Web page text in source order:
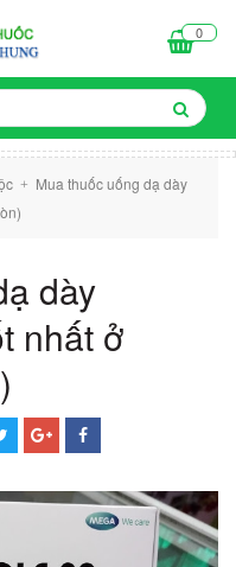
0
+
Mua thuốc uống dạ dày
dày
nhất ở